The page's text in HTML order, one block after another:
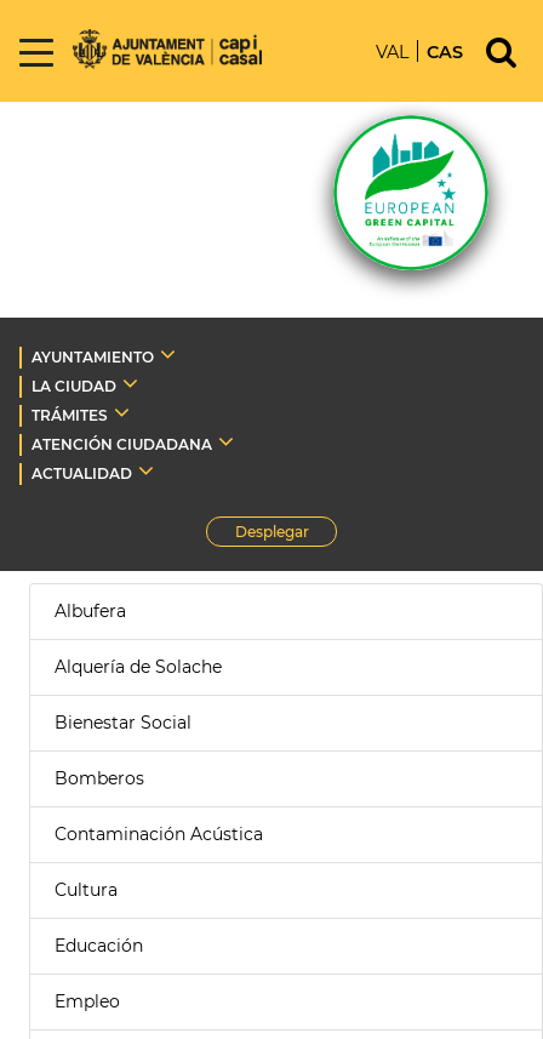
VAL CAS
AYUNTAMIENTO
LA CIUDAD
TRÁMITES
ATENCIÓN CIUDADANA
ACTUALIDAD
Desplegar
Albufera
Alquería de Solache
Bienestar Social
Bomberos
Contaminación Acústica
Cultura
Educación
Empleo